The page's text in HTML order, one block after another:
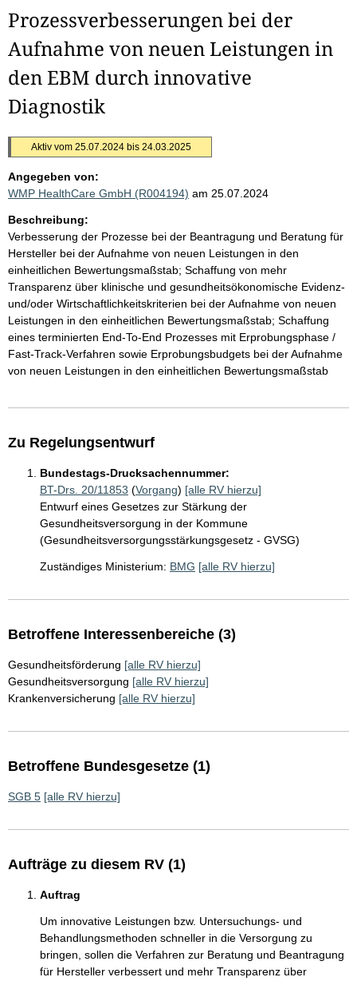
Prozessverbesserungen bei der
Aufnahme von neuen Leistungen in
den EBM durch innovative
Diagnostik
Aktiv vom 25.07.2024 bis 24.03.2025
Angegeben von:
WMP HealthCare GmbH (R004194) am 25.07.2024
Beschreibung:
Verbesserung der Prozesse bei der Beantragung und Beratung für
Hersteller bei der Aufnahme von neuen Leistungen in den
einheitlichen Bewertungsmaßstab; Schaffung von mehr
Transparenz über klinische und gesundheitsökonomische Evidenz-
und/oder Wirtschaftlichkeitskriterien bei der Aufnahme von neuen
Leistungen in den einheitlichen Bewertungsmaßstab; Schaffung
eines terminierten End-To-End Prozesses mit Erprobungsphase /
Fast-Track-Verfahren sowie Erprobungsbudgets bei der Aufnahme
von neuen Leistungen in den einheitlichen Bewertungsmaßstab
Zu Regelungsentwurf
Bundestags-Drucksachennummer:
BT-Drs. 20/11853 (Vorgang) [alle RV hierzu]
Entwurf eines Gesetzes zur Stärkung der
Gesundheitsversorgung in der Kommune
(Gesundheitsversorgungsstärkungsgesetz - GVSG)
Zuständiges Ministerium: BMG [alle RV hierzu]
Betroffene Interessenbereiche (3)
Gesundheitsförderung [alle RV hierzu]
Gesundheitsversorgung [alle RV hierzu]
Krankenversicherung [alle RV hierzu]
Betroffene Bundesgesetze (1)
SGB 5 [alle RV hierzu]
Aufträge zu diesem RV (1)
Auftrag
Um innovative Leistungen bzw. Untersuchungs- und
Behandlungsmethoden schneller in die Versorgung zu
bringen, sollen die Verfahren zur Beratung und Beantragung
für Hersteller verbessert und mehr Transparenz über